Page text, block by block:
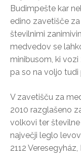
Budimpešte kar
edino zavetišče
številnimi
medvedov se
minibusom, ki
pa so na voljo tudi
V zavetišču za
2010 razglašeno
volkovi ter
največji leglo
2112